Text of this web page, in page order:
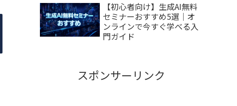
【初心者向け】生成AI無料
セミナーおすすめ5選｜オ
ンラインで今すぐ学べる入
門ガイド
スポンサーリンク